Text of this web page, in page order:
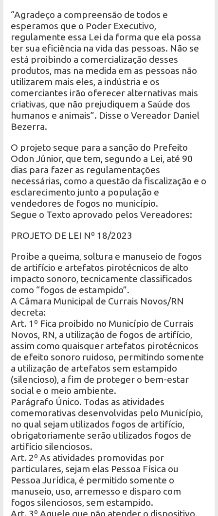
“Agradeço a compreensão de todos e
esperamos que o Poder Executivo,
regulamente essa Lei da forma que ela possa
ter sua eficiência na vida das pessoas. Não se
está proibindo a comercialização desses
produtos, mas na medida em as pessoas não
utilizarem mais eles, a indústria e os
comerciantes irão oferecer alternativas mais
criativas, que não prejudiquem a Saúde dos
humanos e animais”. Disse o Vereador Daniel
Bezerra.
O projeto seque para a sanção do Prefeito
Odon Júnior, que tem, segundo a Lei, até 90
dias para fazer as regulamentações
necessárias, como a questão da fiscalização e o
esclarecimento junto a população e
vendedores de fogos no município.
Segue o Texto aprovado pelos Vereadores:
PROJETO DE LEI Nº 18/2023
Proíbe a queima, soltura e manuseio de fogos
de artifício e artefatos pirotécnicos de alto
impacto sonoro, tecnicamente classificados
como “fogos de estampido”.
A Câmara Municipal de Currais Novos/RN
decreta:
Art. 1º Fica proibido no Município de Currais
Novos, RN, a utilização de fogos de artifício,
assim como quaisquer artefatos pirotécnicos
de efeito sonoro ruidoso, permitindo somente
a utilização de artefatos sem estampido
(silencioso), a fim de proteger o bem-estar
social e o meio ambiente.
Parágrafo Único. Todas as atividades
comemorativas desenvolvidas pelo Município,
no qual sejam utilizados fogos de artifício,
obrigatoriamente serão utilizados fogos de
artifício silenciosos.
Art. 2º As atividades promovidas por
particulares, sejam elas Pessoa Física ou
Pessoa Jurídica, é permitido somente o
manuseio, uso, arremesso e disparo com
fogos silenciosos, sem estampido.
Art. 3º Aquele que não atender o dispositivo